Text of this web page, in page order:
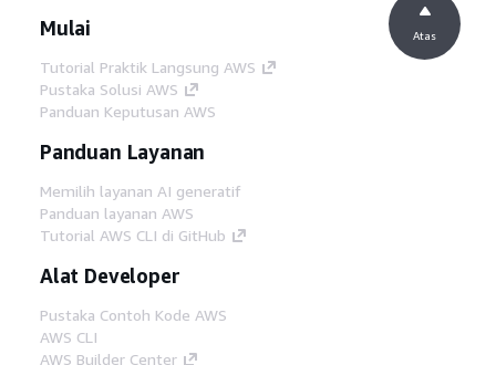
Mulai
Tutorial Praktik Langsung AWS
Pustaka Solusi AWS
Panduan Keputusan AWS
Panduan Layanan
Memilih layanan AI generatif
Panduan layanan AWS
Tutorial AWS CLI di GitHub
Alat Developer
Pustaka Contoh Kode AWS
AWS CLI
AWS Builder Center
Atas